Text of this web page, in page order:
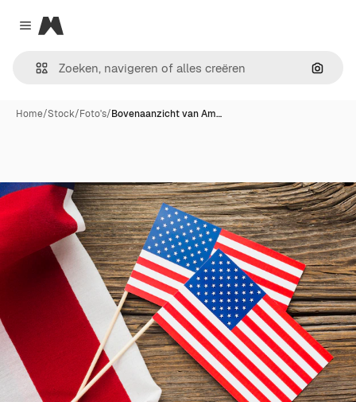
Close menu
Magnific
Home/Stock/Foto's/Bovenaanzicht van Am…